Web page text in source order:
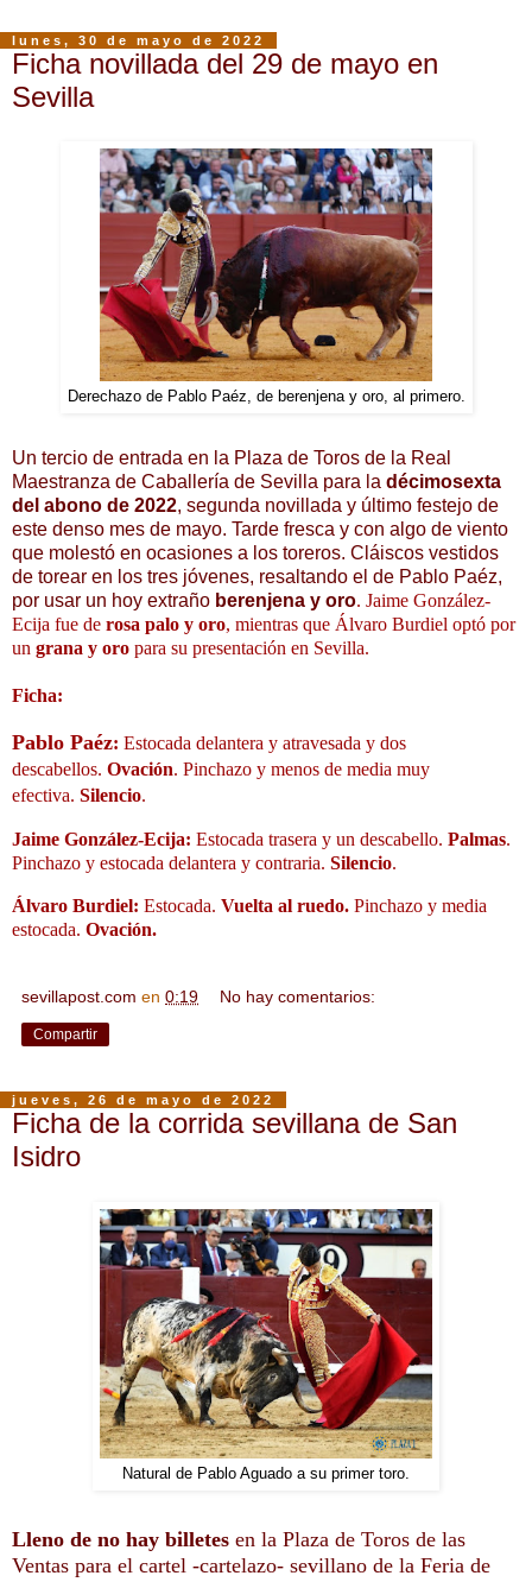
lunes, 30 de mayo de 2022
Ficha novillada del 29 de mayo en
Sevilla
Derechazo de Pablo Paéz, de berenjena y oro, al primero.
Un tercio de entrada en la Plaza de Toros de la Real
Maestranza de Caballería de Sevilla para la décimosexta
del abono de 2022, segunda novillada y último festejo de
este denso mes de mayo. Tarde fresca y con algo de viento
que molestó en ocasiones a los toreros. Cláiscos vestidos
de torear en los tres jóvenes, resaltando el de Pablo Paéz,
por usar un hoy extraño berenjena y oro. Jaime González-
Ecija fue de rosa palo y oro, mientras que Álvaro Burdiel optó por
un grana y oro para su presentación en Sevilla.
Ficha:
Pablo Paéz: Estocada delantera y atravesada y dos
descabellos. Ovación. Pinchazo y menos de media muy
efectiva. Silencio.
Jaime González-Ecija: Estocada trasera y un descabello. Palmas.
Pinchazo y estocada delantera y contraria. Silencio.
Álvaro Burdiel: Estocada. Vuelta al ruedo. Pinchazo y media
estocada. Ovación.
sevillapost.com en 0:19 No hay comentarios:
Compartir
jueves, 26 de mayo de 2022
Ficha de la corrida sevillana de San
Isidro
Natural de Pablo Aguado a su primer toro.
Lleno de no hay billetes en la Plaza de Toros de las
Ventas para el cartel -cartelazo- sevillano de la Feria de